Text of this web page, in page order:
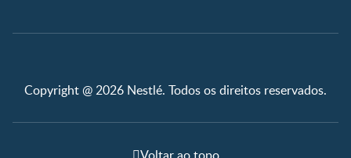
Copyright @ 2026 Nestlé. Todos os direitos reservados.